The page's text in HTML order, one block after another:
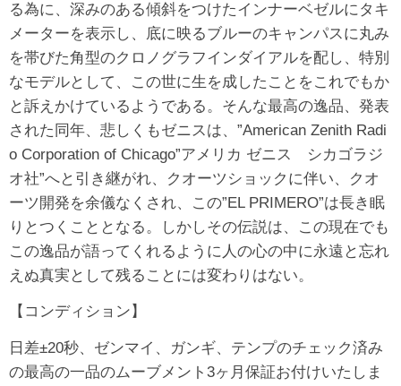
る為に、深みのある傾斜をつけたインナーベゼルにタキ
メーターを表示し、底に映るブルーのキャンパスに丸み
を帯びた角型のクロノグラフインダイアルを配し、特別
なモデルとして、この世に生を成したことをこれでもか
と訴えかけているようである。そんな最高の逸品、発表
された同年、悲しくもゼニスは、”American Zenith Radi
o Corporation of Chicago”アメリカ ゼニス シカゴラジ
オ社”へと引き継がれ、クオーツショックに伴い、クオ
ーツ開発を余儀なくされ、この”EL PRIMERO”は長き眠
りとつくこととなる。しかしその伝説は、この現在でも
この逸品が語ってくれるように人の心の中に永遠と忘れ
えぬ真実として残ることには変わりはない。
【コンディション】
日差±20秒、ゼンマイ、ガンギ、テンプのチェック済み
の最高の一品のムーブメント3ヶ月保証お付けいたしま